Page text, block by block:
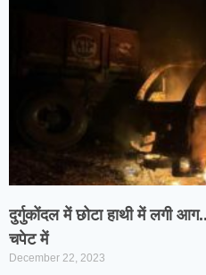
दुर्गुकोंदल में छोटा हाथी में लगी
चपेट में
December 22, 2023